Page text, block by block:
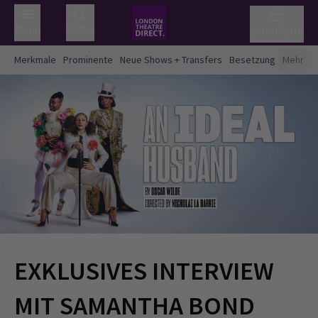
Merkmale Prominente Neue Shows + Transfers Besetzung Mehr
EXKLUSIVES INTERVIEW
MIT SAMANTHA BOND